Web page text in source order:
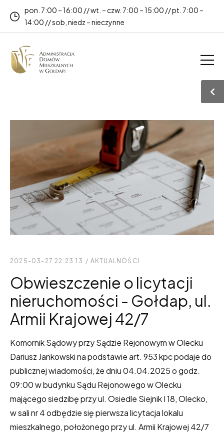
pon. 7:00 – 16:00 // wt. – czw. 7:00 – 15:00 // pt. 7:00 –
14:00 // sob, niedz – nieczynne
2025-03-27 22:23:13 / AKTUALNOŚCI
Obwieszczenie o licytacji
nieruchomości - Gołdap, ul.
Armii Krajowej 42/7
Komornik Sądowy przy Sądzie Rejonowym w Olecku
Dariusz Jankowski na podstawie art. 953 kpc podaje do
publicznej wiadomości, że dniu 04.04.2025 o godz.
09:00 w budynku Sądu Rejonowego w Olecku
mającego siedzibę przy ul. Osiedle Siejnik I 18, Olecko,
w sali nr 4 odbędzie się pierwsza licytacja lokalu
mieszkalnego, położonego przy ul. Armii Krajowej 42/7